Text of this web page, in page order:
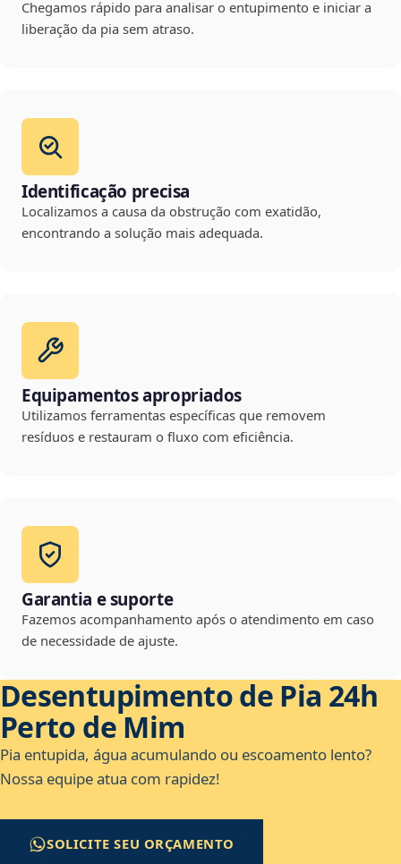
Chegamos rápido para analisar o entupimento e iniciar a
liberação da pia sem atraso.
Identificação precisa
Localizamos a causa da obstrução com exatidão,
encontrando a solução mais adequada.
Equipamentos apropriados
Utilizamos ferramentas específicas que removem
resíduos e restauram o fluxo com eficiência.
Garantia e suporte
Fazemos acompanhamento após o atendimento em caso
de necessidade de ajuste.
Desentupimento de Pia 24h
Perto de Mim
Pia entupida, água acumulando ou escoamento lento?
Nossa equipe atua com rapidez!
SOLICITE SEU ORÇAMENTO